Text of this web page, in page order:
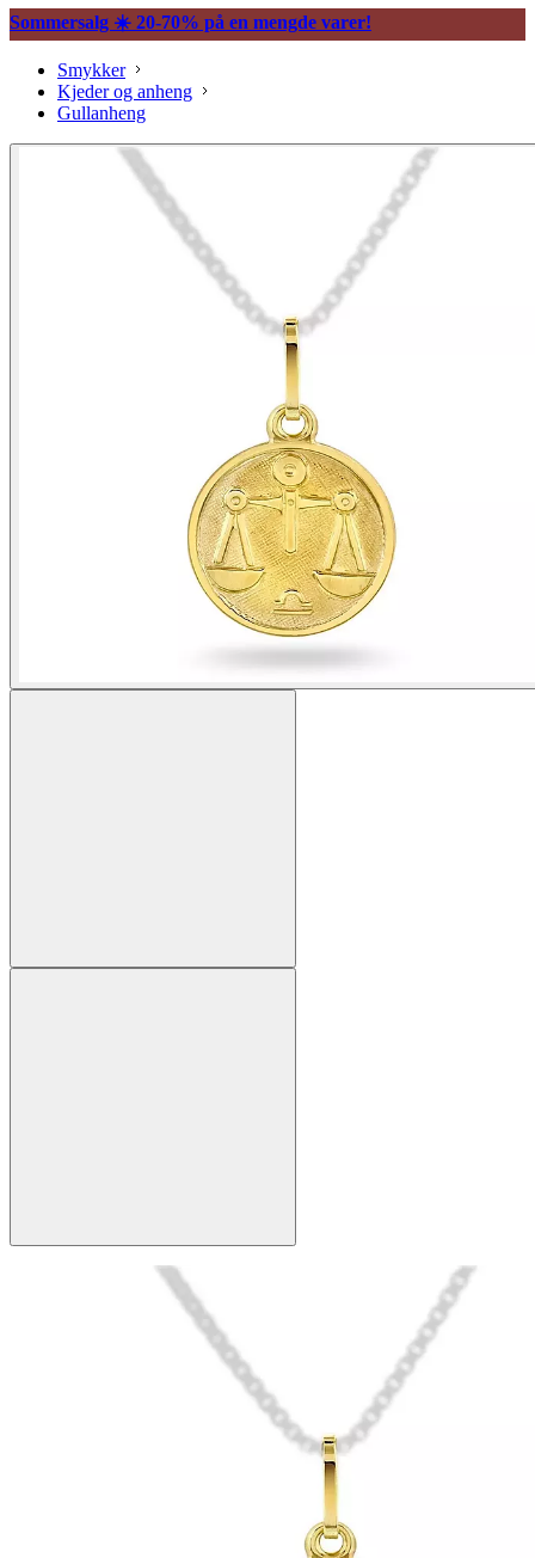
Sommersalg ☀️ 20-70% på en mengde varer!
Smykker
Kjeder og anheng
Gullanheng